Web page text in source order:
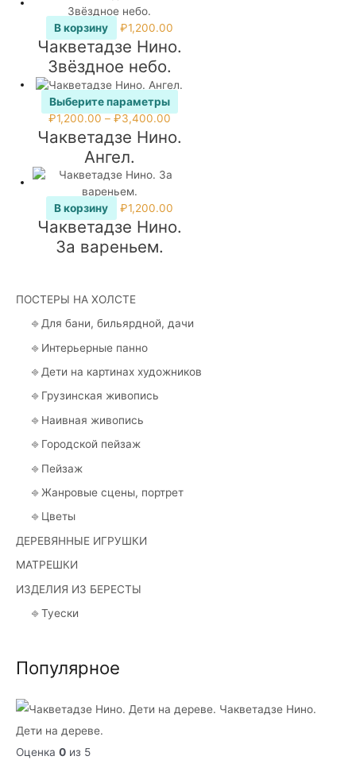
ПОСТЕРЫ НА ХОЛСТЕ
⎆ Для бани, бильярдной, дачи
⎆ Интерьерные панно
⎆ Дети на картинах художников
⎆ Грузинская живопись
⎆ Наивная живопись
⎆ Городской пейзаж
⎆ Пейзаж
⎆ Жанровые сцены, портрет
⎆ Цветы
ДЕРЕВЯННЫЕ ИГРУШКИ
МАТРЕШКИ
ИЗДЕЛИЯ ИЗ БЕРЕСТЫ
⎆ Туески
Популярное
Чакветадзе Нино.
Дети на дереве.
Оценка 0 из 5
В корзину ₽1,200.00
Чакветадзе Нино.
Звёздное небо.
Выберите параметры
Этот
товар
можно
выбрать
на
₽1,200.00 – ₽3,400.00Диапазон
цен:
Чакветадзе Нино.
Ангел.
В корзину ₽1,200.00
Чакветадзе Нино.
За вареньем.